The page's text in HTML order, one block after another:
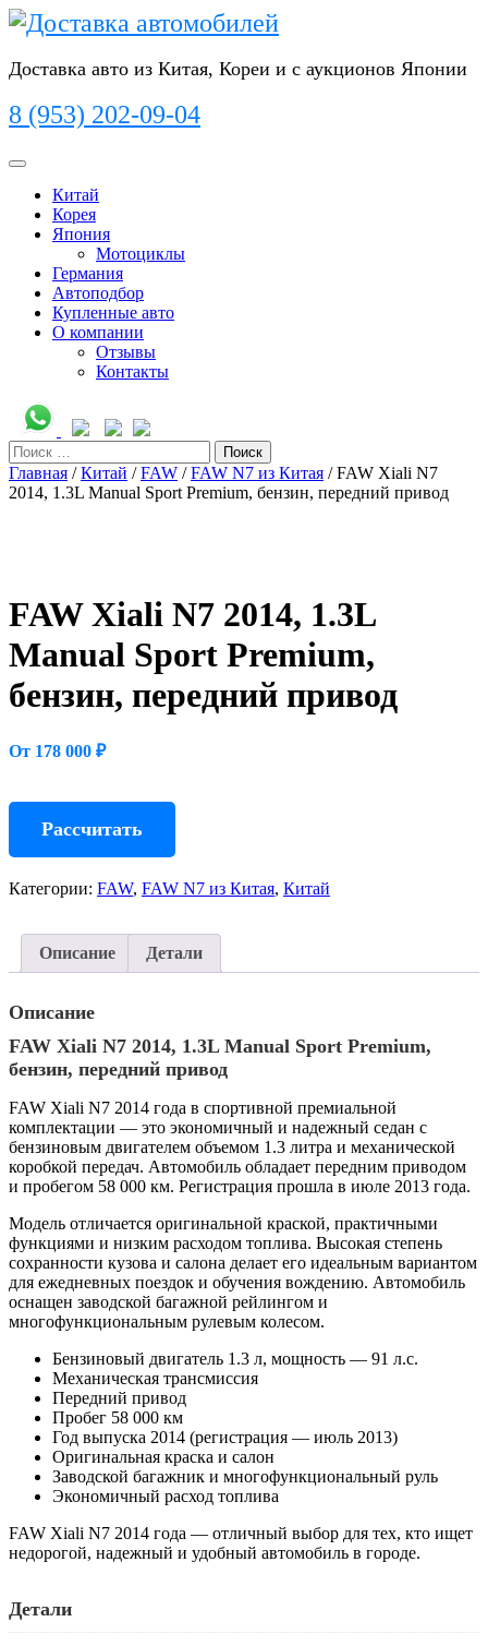
Перейти
Доставка авто из Китая, Кореи и с аукционов Японии
8 (953) 202-09-04
Кнопка
ОткрытьКитай
Корея
Япония
Мотоциклы
Германия
Автоподбор
Купленные авто
О компании
Отзывы
Контакты
Кнопка
Закрыть
Поиск
Главная /Китай /FAW /FAW N7 из Китая / FAW Xiali N7
2014, 1.3L Manual Sport Premium, бензин, передний привод
FAW Xiali N7 2014, 1.3L
Manual Sport Premium,
бензин, передний привод
От 178 000 ₽
Рассчитать
Категории: FAW, FAW N7 из Китая, Китай
Описание Детали
Описание
FAW Xiali N7 2014, 1.3L Manual Sport Premium,
бензин, передний привод
FAW Xiali N7 2014 года в спортивной премиальной
комплектации — это экономичный и надежный седан с
бензиновым двигателем объемом 1.3 литра и механической
коробкой передач. Автомобиль обладает передним приводом
и пробегом 58 000 км. Регистрация прошла в июле 2013 года.
Модель отличается оригинальной краской, практичными
функциями и низким расходом топлива. Высокая степень
сохранности кузова и салона делает его идеальным вариантом
для ежедневных поездок и обучения вождению. Автомобиль
оснащен заводской багажной рейлингом и
многофункциональным рулевым колесом.
Бензиновый двигатель 1.3 л, мощность — 91 л.с.
Механическая трансмиссия
Передний привод
Пробег 58 000 км
Год выпуска 2014 (регистрация — июль 2013)
Оригинальная краска и салон
Заводской багажник и многофункциональный руль
Экономичный расход топлива
FAW Xiali N7 2014 года — отличный выбор для тех, кто ищет
недорогой, надежный и удобный автомобиль в городе.
Детали